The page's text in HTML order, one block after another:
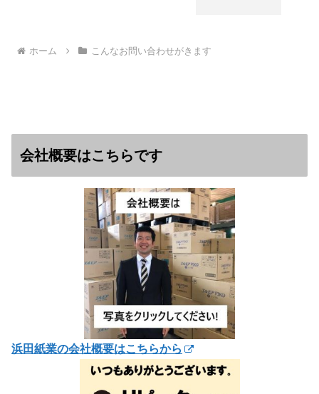
ホーム こんなお問い合わせがきます
会社概要はこちらです
浜田紙業の会社概要はこちらから